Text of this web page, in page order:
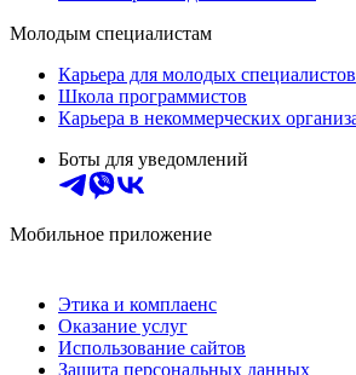
Молодым специалистам
Карьера для молодых специалистов
Школа программистов
Карьера в некоммерческих
Боты для уведомлений
Мобильное приложение
Этика и комплаенс
Оказание услуг
Использование сайтов
Защита персональных данных